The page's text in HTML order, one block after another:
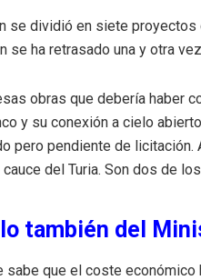
se dividió en siete
se ha retrasado una y otra
obras que debería haber
y su conexión a cielo
pero pendiente de licitación.
cauce del Turia. Son dos de
también del
sabe que el coste